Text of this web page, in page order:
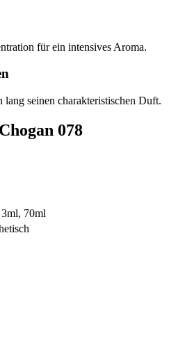
für ein intensives Aroma.
lang seinen charakteristischen Duft.
078
3ml, 70ml